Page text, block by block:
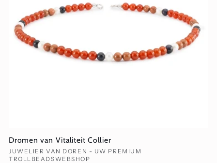
Dromen van Vitaliteit Collier
Verkoper:
JUWELIER VAN DOREN - UW PREMIUM
TROLLBEADSWEBSHOP